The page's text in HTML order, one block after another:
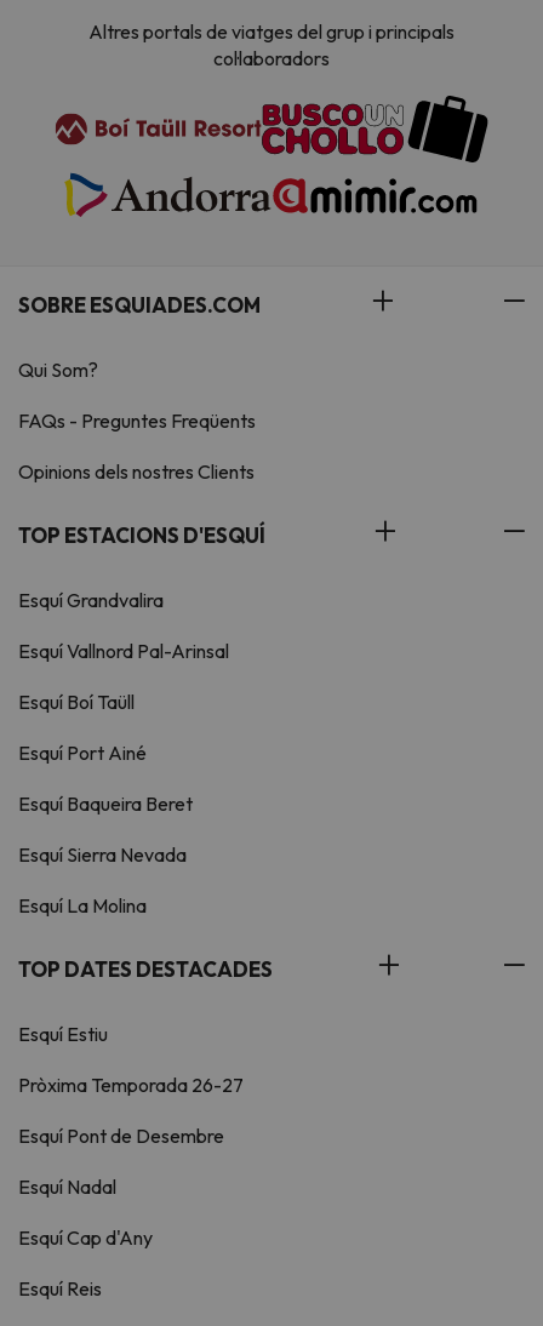
Altres portals de viatges del grup i principals
col·laboradors
SOBRE ESQUIADES.COM
Qui Som?
FAQs - Preguntes Freqüents
Opinions dels nostres Clients
TOP ESTACIONS D'ESQUÍ
Esquí Grandvalira
Esquí Vallnord Pal-Arinsal
Esquí Boí Taüll
Esquí Port Ainé
Esquí Baqueira Beret
Esquí Sierra Nevada
Esquí La Molina
TOP DATES DESTACADES
Esquí Estiu
Pròxima Temporada 26-27
Esquí Pont de Desembre
Esquí Nadal
Esquí Cap d'Any
Esquí Reis